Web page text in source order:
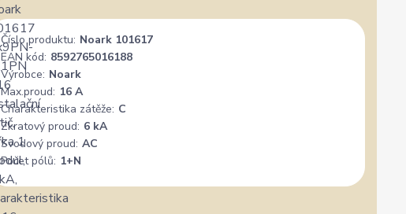
Číslo produktu: Noark 101617
EAN kód: 8592765016188
Výrobce: Noark
Max.proud: 16 A
Charakteristika zátěže: C
Zkratový proud: 6 kA
Svodový proud: AC
Počet pólů: 1+N